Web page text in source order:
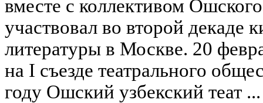
вместе с коллективом Ошского
участвовал во второй декаде
литературы в Москве. 20
на I съезде театрального
году Ошский узбекский теат